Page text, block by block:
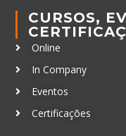
CURSOS,
Online
In Company
Eventos
Certificações